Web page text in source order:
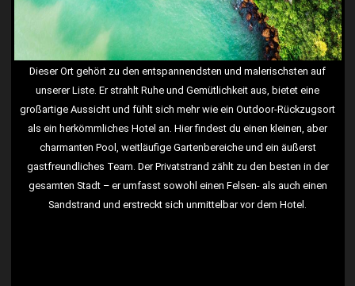
Dieser Ort gehört zu den entspannendsten und malerischsten auf
unserer Liste. Er strahlt Ruhe und Gemütlichkeit aus, bietet eine
großartige Aussicht und fühlt sich mehr wie ein Outdoor-Rückzugsort
als ein herkömmliches Hotel an. Hier findest du einen kleinen, aber
charmanten Pool, weitläufige Gartenbereiche und ein äußerst
gastfreundliches Team. Der Privatstrand zählt zu den besten in der
gesamten Stadt – er umfasst sowohl einen Felsen- als auch einen
Sandstrand und erstreckt sich unmittelbar vor dem Hotel.